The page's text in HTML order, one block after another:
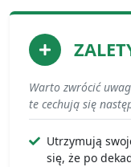
Warto zwrócić
te cechują się
Utrzymują
się, że po